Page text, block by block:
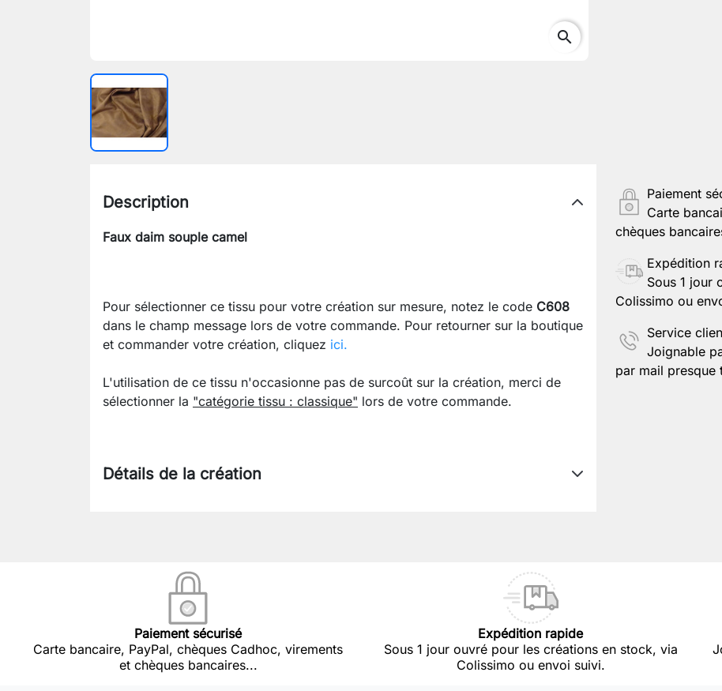
search
Paiement
Carte
chèques
Expédition
Sous 1 jour
Colissimo ou
Service
Joignable
par mail presque
Description
Faux daim souple camel
Pour sélectionner ce tissu pour votre création sur mesure, notez le code C608
dans le champ message lors de votre commande. Pour retourner sur la boutique
et commander votre création, cliquez ici.
L'utilisation de ce tissu n'occasionne pas de surcoût sur la création, merci de
sélectionner la "catégorie tissu : classique" lors de votre commande.
Détails de la création
Paiement sécurisé
Carte bancaire, PayPal, chèques Cadhoc, virements
et chèques bancaires...
Expédition rapide
Sous 1 jour ouvré pour les créations en stock, via
Colissimo ou envoi suivi.